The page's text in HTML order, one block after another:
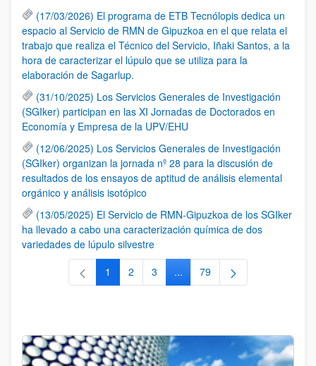
(17/03/2026) El programa de ETB Tecnólopis dedica un
espacio al Servicio de RMN de Gipuzkoa en el que relata el
trabajo que realiza el Técnico del Servicio, Iñaki Santos, a la
hora de caracterizar el lúpulo que se utiliza para la
elaboración de Sagarlup.
(31/10/2025) Los Servicios Generales de Investigación
(SGIker) participan en las XI Jornadas de Doctorados en
Economía y Empresa de la UPV/EHU
(12/06/2025) Los Servicios Generales de Investigación
(SGIker) organizan la jornada nº 28 para la discusión de
resultados de los ensayos de aptitud de análisis elemental
orgánico y análisis isotópico
(13/05/2025) El Servicio de RMN-Gipuzkoa de los SGIker
ha llevado a cabo una caracterización química de dos
variedades de lúpulo silvestre
Página
1 Página
2 Página
3 ...Páginas intermedias Use TAB
Página
79